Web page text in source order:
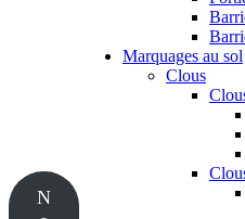
N
Marquages au sol
Clous